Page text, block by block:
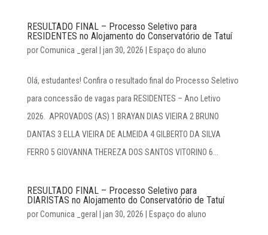
RESULTADO FINAL – Processo Seletivo para
RESIDENTES no Alojamento do Conservatório de Tatuí
porComunica _geral jan 30, 2026 Espaço do aluno
Olá, estudantes! Confira o resultado final do Processo Seletivo
para concessão de vagas para RESIDENTES – Ano Letivo
2026. APROVADOS (AS) 1 BRAYAN DIAS VIEIRA 2 BRUNO
DANTAS 3 ELLA VIEIRA DE ALMEIDA 4 GILBERTO DA SILVA
FERRO 5 GIOVANNA THEREZA DOS SANTOS VITORINO 6...
RESULTADO FINAL – Processo Seletivo para
DIARISTAS no Alojamento do Conservatório de Tatuí
porComunica _geral jan 30, 2026 Espaço do aluno